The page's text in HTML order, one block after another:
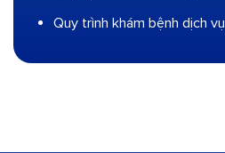
Quy trình khám bệnh dịch vụ